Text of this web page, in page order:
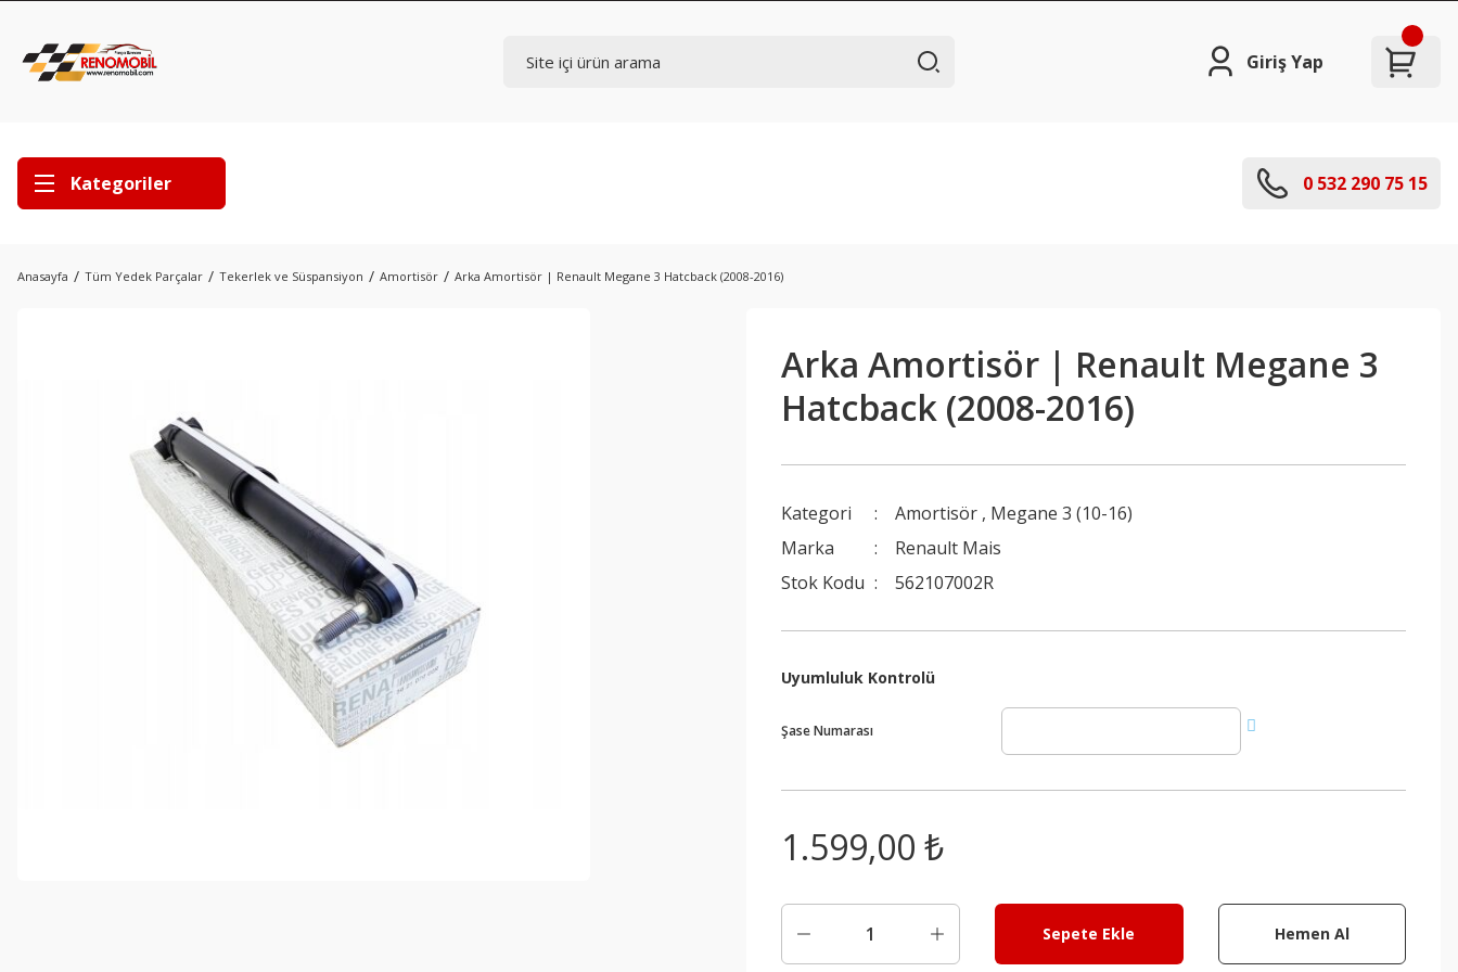
Giriş Yap
Kategoriler 0 532 290 75 15
Anasayfa Tüm Yedek Parçalar Tekerlek ve Süspansiyon Amortisör Arka Amortisör | Renault Megane 3 Hatcback (2008-2016)
Arka Amortisör | Renault Megane 3
Hatcback (2008-2016)
Kategori Amortisör , Megane 3 (10-16)
Marka
Renault Mais
Stok Kodu
562107002R
Uyumluluk Kontrolü
Şase Numarası
1.599,00 ₺
Sepete Ekle Hemen Al